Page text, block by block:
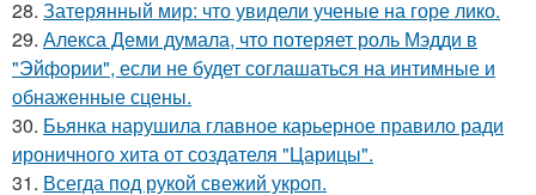
28. Затерянный мир: что увидели ученые на горе лико.
29. Алекса Деми думала, что потеряет роль Мэдди в
"Эйфории", если не будет соглашаться на интимные и
обнаженные сцены.
30. Бьянка нарушила главное карьерное правило ради
ироничного хита от создателя "Царицы".
31. Всегда под рукой свежий укроп.